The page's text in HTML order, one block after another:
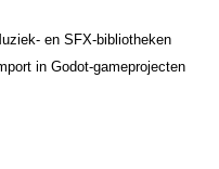
en SFX-bibliotheken
in Godot-gameprojecten